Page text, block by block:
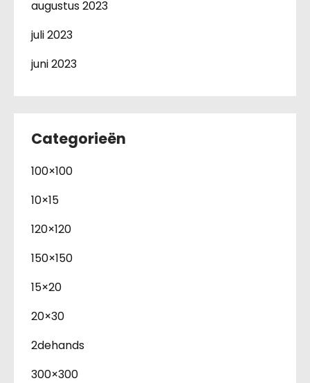
augustus 2023
juli 2023
juni 2023
Categorieën
100×100
10×15
120×120
150×150
15×20
20×30
2dehands
300×300